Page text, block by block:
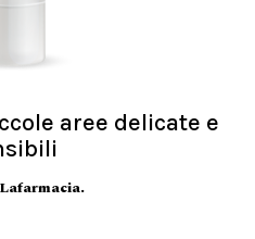
aree delicate e
Lafarmacia.